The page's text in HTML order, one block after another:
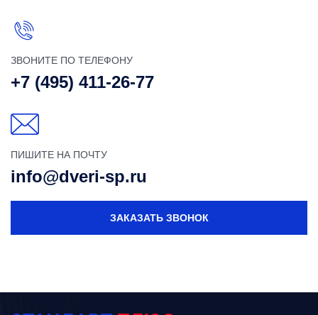
ЗВОНИТЕ ПО ТЕЛЕФОНУ
+7 (495) 411-26-77
ПИШИТЕ НА ПОЧТУ
info@dveri-sp.ru
ЗАКАЗАТЬ ЗВОНОК